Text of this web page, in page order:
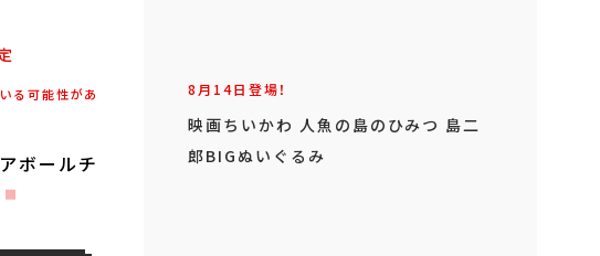
る可能性があ
ボールチ
8月14日登場！
映画ちいかわ 人魚の島のひみつ 島二
郎BIGぬいぐるみ